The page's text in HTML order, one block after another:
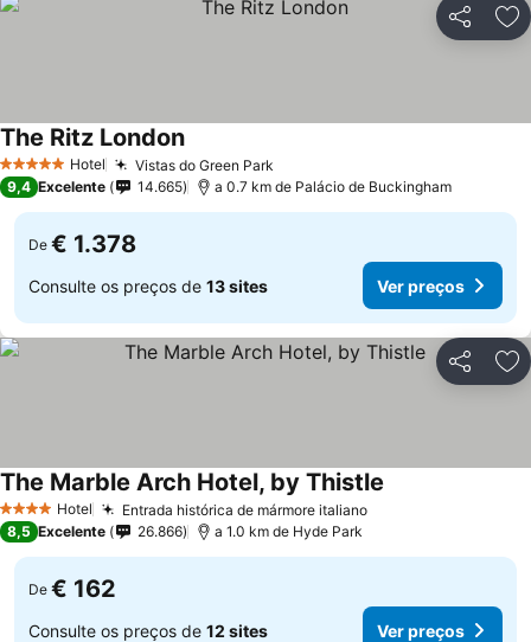
Partilhar
5 Estrelas Hotel Vistas do Green Park
The Ritz LondonVer preços
9,4 Excelente 14.665 a 0.7 km de Palácio de Buckingham
De € 1.378
Consulte os preços de 13 sites Ver preços
Partilhar
4 EstrelasHotel Entrada histórica de mármore italianoVer preços
The Marble Arch Hotel, by Thistle
8,5 Excelente 26.866 a 1.0 km de Hyde Park
De € 162
Consulte os preços de 12 sites Ver preços